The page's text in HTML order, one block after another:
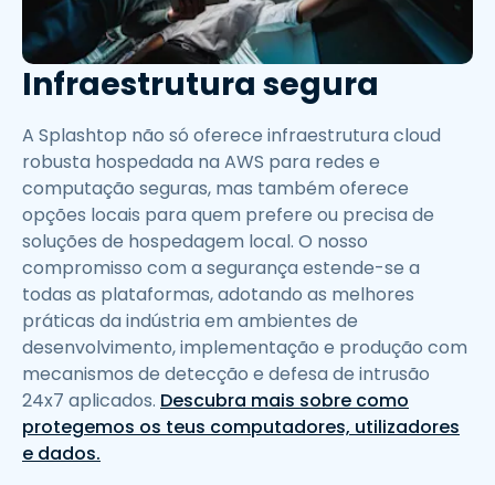
Infraestrutura segura
A Splashtop não só oferece infraestrutura cloud
robusta hospedada na AWS para redes e
computação seguras, mas também oferece
opções locais para quem prefere ou precisa de
soluções de hospedagem local. O nosso
compromisso com a segurança estende-se a
todas as plataformas, adotando as melhores
práticas da indústria em ambientes de
desenvolvimento, implementação e produção com
mecanismos de detecção e defesa de intrusão
24x7 aplicados. Descubra mais sobre como
protegemos os teus computadores, utilizadores
e dados.